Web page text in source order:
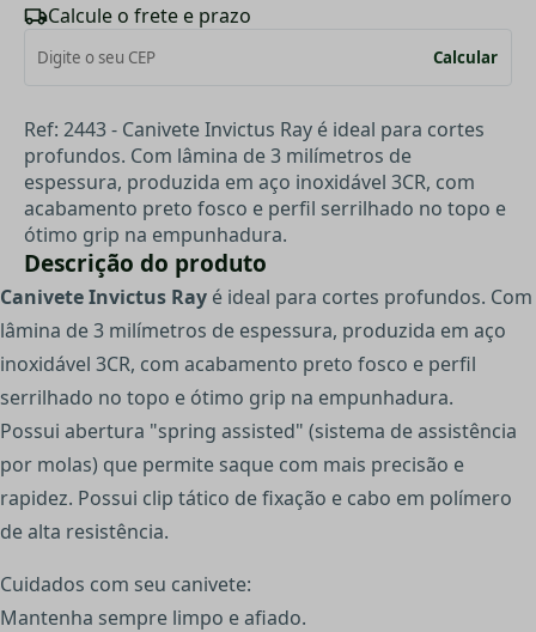
Calcule o frete e prazo
Calcular
Ref: 2443 - Canivete Invictus Ray é ideal para cortes
profundos. Com lâmina de 3 milímetros de
espessura, produzida em aço inoxidável 3CR, com
acabamento preto fosco e perfil serrilhado no topo e
ótimo grip na empunhadura.
Descrição do produto
Canivete Invictus Ray é ideal para cortes profundos. Com
lâmina de 3 milímetros de espessura, produzida em aço
inoxidável 3CR, com acabamento preto fosco e perfil
serrilhado no topo e ótimo grip na empunhadura.
Possui abertura "spring assisted" (sistema de assistência
por molas) que permite saque com mais precisão e
rapidez. Possui clip tático de fixação e cabo em polímero
de alta resistência.
Cuidados com seu canivete:
Mantenha sempre limpo e afiado.